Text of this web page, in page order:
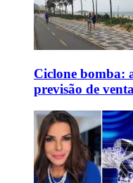
Ciclone bomba:
previsão de